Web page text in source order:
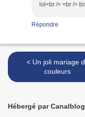
lol<br /> <br />
Répondre
< Un joli mariage de
couleurs
Hébergé par Canalblog